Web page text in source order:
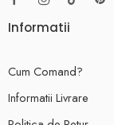
Informatii
Cum Comand?
Informatii Livrare